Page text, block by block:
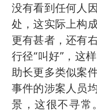
没有看到任何人
处，这实际上构
更有甚者，还有
行径“叫好”，这
助长更多类似案
事件的涉案人员
景，这很不寻常